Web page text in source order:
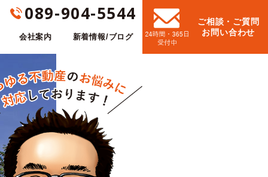
089-904-5544
会社案内 新着情報/ブログ
ご相談・ご質問
お問い合わせ